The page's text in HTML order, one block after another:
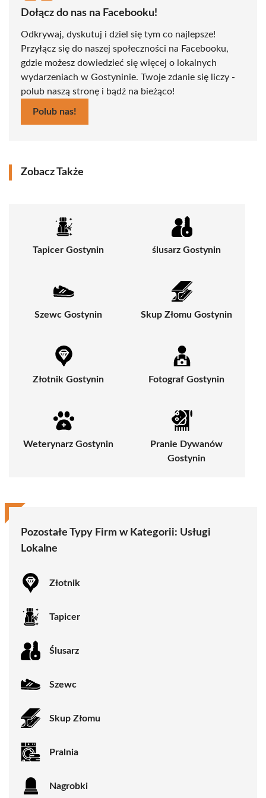
Dołącz do nas na Facebooku!
Odkrywaj, dyskutuj i dziel się tym co najlepsze!
Przyłącz się do naszej społeczności na Facebooku,
gdzie możesz dowiedzieć się więcej o lokalnych
wydarzeniach w Gostyninie. Twoje zdanie się liczy -
polub naszą stronę i bądź na bieżąco!
Polub nas!
Zobacz Także
Tapicer Gostynin ślusarz Gostynin
Szewc Gostynin Skup Złomu Gostynin
Złotnik Gostynin Fotograf Gostynin
Weterynarz Gostynin
Pranie Dywanów
Gostynin
Pozostałe Typy Firm w Kategorii: Usługi
Lokalne
Złotnik
Tapicer
Ślusarz
Szewc
Skup Złomu
Pralnia
Nagrobki